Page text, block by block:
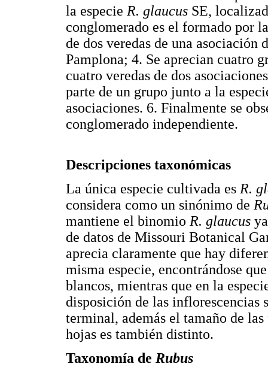
la especie R. glaucus SE,
conglomerado es el formado por
de dos veredas de una
Pamplona; 4. Se aprecian cuatro
cuatro veredas de dos
parte de un grupo junto a la
asociaciones. 6. Finalmente se
conglomerado independiente.
Descripciones taxonómicas
La única especie cultivada es R.
considera como un sinónimo de
mantiene el binomio R. glaucus
de datos de Missouri Botanical
aprecia claramente que hay
misma especie, encontrándose
blancos, mientras que en la
disposición de las inflorescencias
terminal, además el tamaño de
hojas es también distinto.
Taxonomía de Rubus